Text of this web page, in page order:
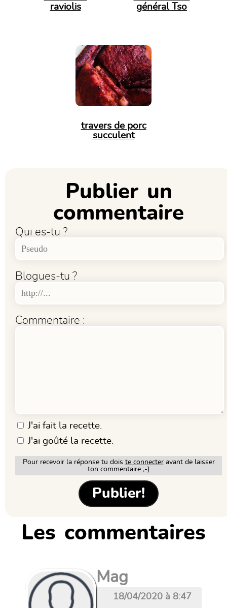
raviolis
général Tso
travers de porc
succulent
Publier un
commentaire
Qui es-tu ?
Blogues-tu ?
Commentaire :
J'ai fait la recette.
J'ai goûté la recette.
Pour recevoir la réponse tu dois te connecteravant de laisser
ton commentaire ;-)
Les commentaires
Mag
18/04/2020 à 8:47